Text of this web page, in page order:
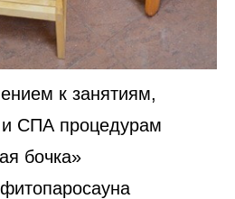
к занятиям,
СПА процедурам
бочка»